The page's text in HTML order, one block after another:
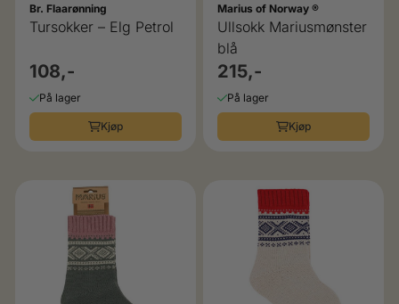
Br. Flaarønning
Tursokker – Elg Petrol
108,-
På lager
Kjøp
Marius of Norway ®
Ullsokk Mariusmønster
blå
215,-
På lager
Kjøp